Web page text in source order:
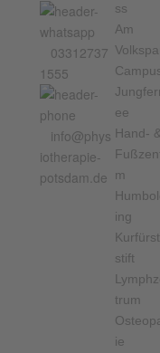
03312737
1555
info@phys
iotherapie-
potsdam.de
ss
Am
ee
Hand- &
m
ing
stift
trum
ie